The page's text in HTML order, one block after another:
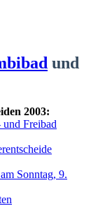
und
2003:
und Freibad
Sonntag, 9.